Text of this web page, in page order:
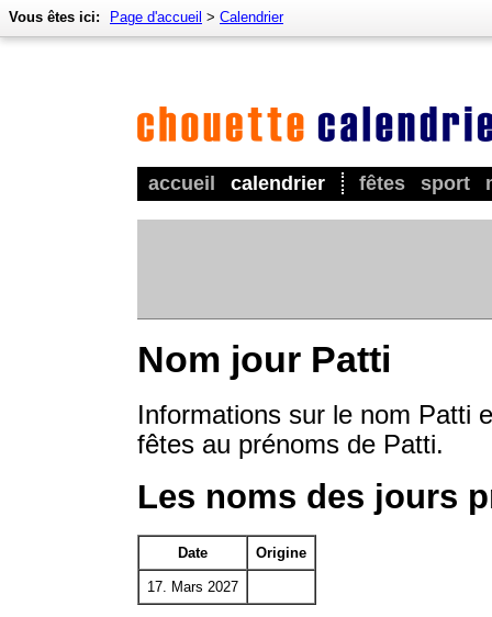
accueil calendrier fêtes sport
Vous êtes ici: Page d'accueil > Calendrier
Nom jour Patti
Informations sur le nom Patti
fêtes au prénoms de Patti.
Les noms des jours
Date Origine
17. Mars 2027